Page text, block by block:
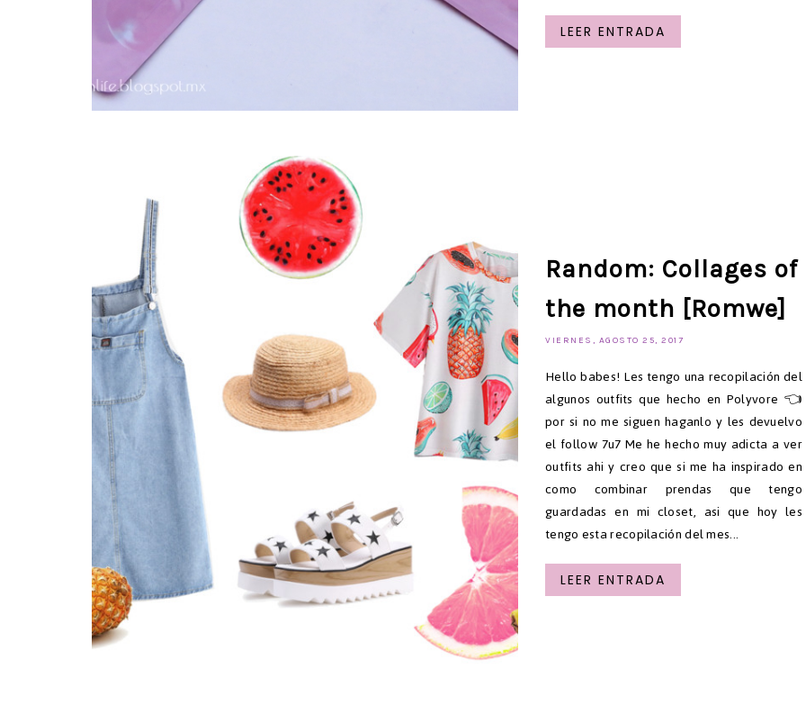
LEER ENTRADA
Random: Collages of
the month [Romwe]
VIERNES, AGOSTO 25, 2017
Hello babes! Les tengo una recopilación del
algunos outfits que hecho en Polyvore 👈
por si no me siguen haganlo y les devuelvo
el follow 7u7 Me he hecho muy adicta a ver
outfits ahi y creo que si me ha inspirado en
como combinar prendas que tengo
guardadas en mi closet, asi que hoy les
tengo esta recopilación del mes...
LEER ENTRADA